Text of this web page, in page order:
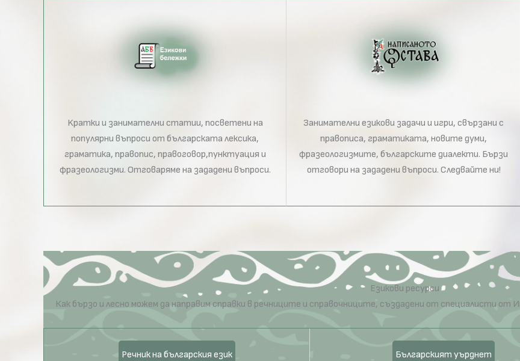
Kратки и занимателни статии, посветени на
популярни въпроси от българската лексика,
граматика, правопис, правоговор,пунктуация и
фразеологизми. Отговаряме на зададени въпроси.
Занимателни езикови задачи и игри, свързани с
правописа, граматиката, новите думи,
фразеологизмите, българските диалекти. Бързи
отговори на зададени въпроси. Следвайте ни!
Езикови ресурси
Как бързо и лесно можем да направим справки в речниците и справочниците, създадени от специалисти от
Речник на българския език Българският уърднет